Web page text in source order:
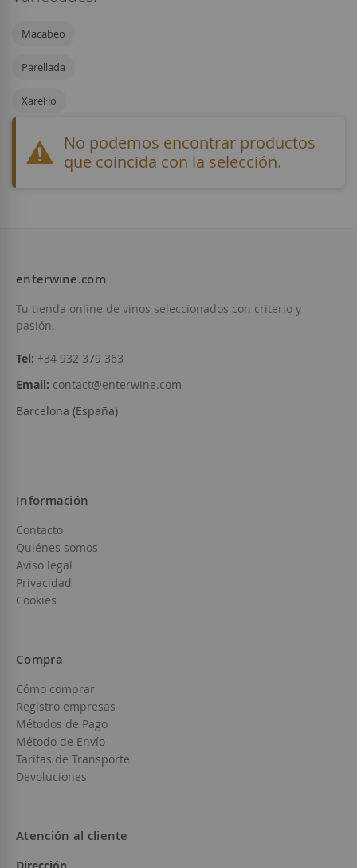
Macabeo
Parellada
Xarel·lo
No podemos encontrar productos
que coincida con la selección.
enterwine.com
Tu tienda online de vinos seleccionados con criterio y
pasión.
Tel: +34 932 379 363
Email: contact@enterwine.com
Barcelona (España)
Información
Contacto
Quiénes somos
Aviso legal
Privacidad
Cookies
Compra
Cómo comprar
Registro empresas
Métodos de Pago
Método de Envío
Tarifas de Transporte
Devoluciones
Atención al cliente